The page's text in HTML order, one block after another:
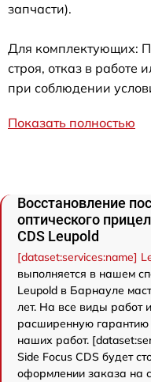
запчасти).
Для комплектующих:
строя, отказ в работе
при соблюдении
Показать полностью
Восстановление
оптического
CDS Leupold
[dataset:services:name]
выполняется в нашем
Leupold в Барнауле
лет. На все виды работ
расширенную гарантию
наших работ.
Side Focus CDS будет
оформлении заказа на